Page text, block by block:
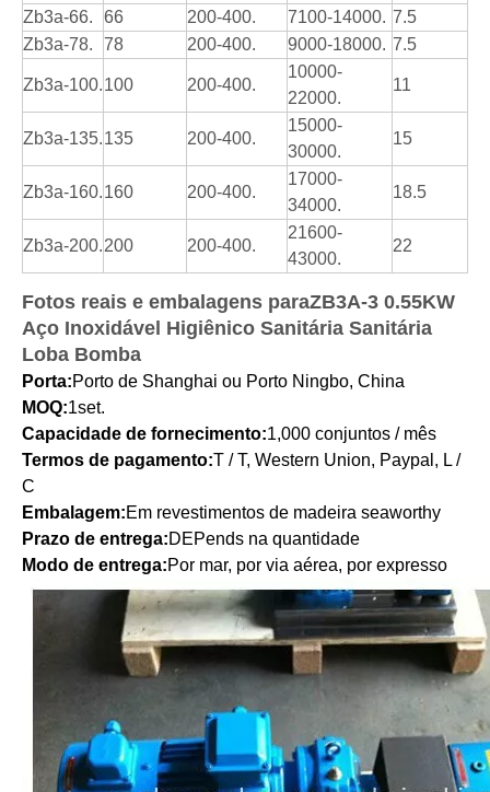
Zb3a-66.
66 200-400. 7100-14000. 7.5
Zb3a-78.
78 200-400. 9000-18000. 7.5
Zb3a-100.100 200-400.
10000-
22000.
11
Zb3a-135.135 200-400.
15000-
30000.
15
Zb3a-160.160 200-400.
17000-
34000.
18.5
Zb3a-200.200 200-400.
21600-
43000.
22
Fotos reais e embalagens paraZB3A-3 0.55KW
Aço Inoxidável Higiênico Sanitária Sanitária
Loba Bomba
Porta:Porto de Shanghai ou Porto Ningbo, China
MOQ:1set.
Capacidade de fornecimento:1,000 conjuntos / mês
Termos de pagamento:T / T, Western Union, Paypal, L /
C
Embalagem:Em revestimentos de madeira seaworthy
Prazo de entrega:DEPends na quantidade
Modo de entrega:Por mar, por via aérea, por expresso